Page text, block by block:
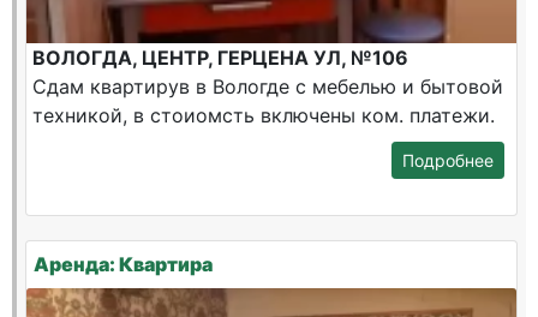
ВОЛОГДА, ЦЕНТР, ГЕРЦЕНА УЛ, №106
Сдам квартирув в Вологде с мебелью и бытовой
техникой, в стоиомсть включены ком. платежи.
Подробнее
Аренда: Квартира